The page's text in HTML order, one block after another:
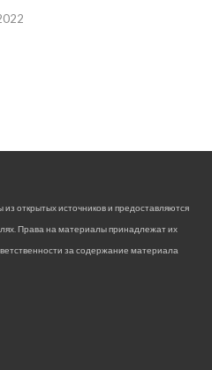
открытых источников и предоставляются
Права на материалы принадлежат их
за содержание материала